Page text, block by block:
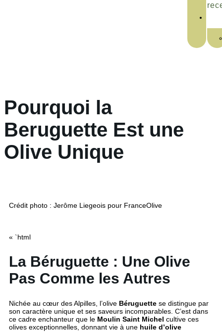
Pourquoi la
Beruguette Est une
Olive Unique
Crédit photo : Jerôme Liegeois pour FranceOlive
« `html
La Béruguette : Une Olive
Pas Comme les Autres
Nichée au cœur des Alpilles, l’olive Béruguette se distingue par
son caractère unique et ses saveurs incomparables. C’est dans
ce cadre enchanteur que le Moulin Saint Michel cultive ces
olives exceptionnelles, donnant vie à une huile d’olive